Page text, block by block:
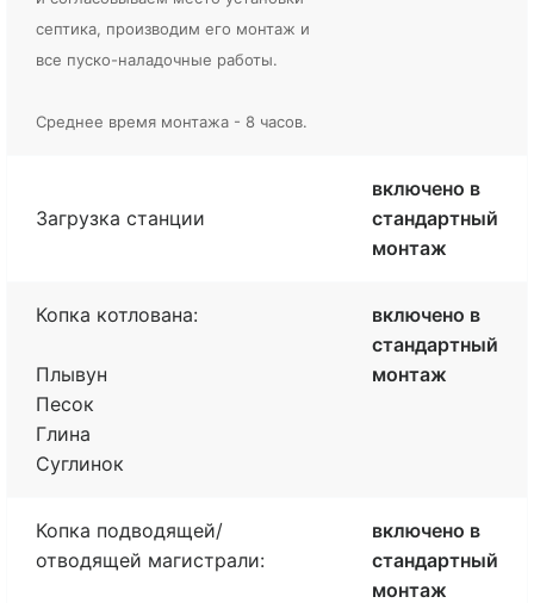
септика, производим его монтаж и
все пуско-наладочные работы.
Среднее время монтажа - 8 часов.
Загрузка станции
включено в
стандартный
монтаж
Копка котлована:
Плывун
Песок
Глина
Суглинок
включено в
стандартный
монтаж
Копка подводящей/
отводящей магистрали:
включено в
стандартный
монтаж